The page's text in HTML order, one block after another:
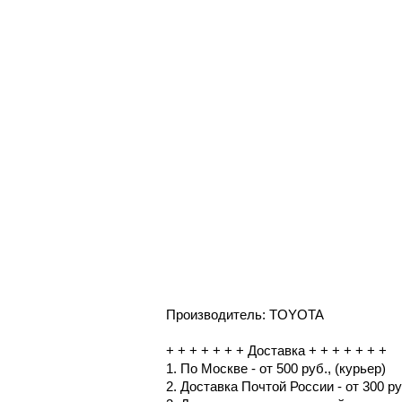
Производитель: TOYOTA
+ + + + + + + Доставка + + + + + + +
1. По Москве - от 500 руб., (курьер)
2. Доставка Почтой России - от 300